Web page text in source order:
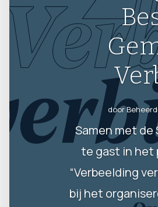
door
Juryrapport
scriptieprijs
een
universiteit uit